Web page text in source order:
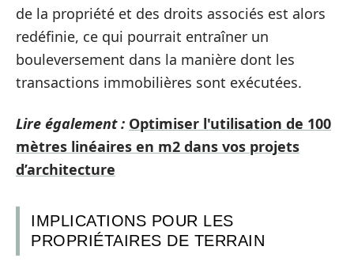
de la propriété et des droits associés est alors
redéfinie, ce qui pourrait entraîner un
bouleversement dans la manière dont les
transactions immobilières sont exécutées.
Lire également : Optimiser l'utilisation de 100
mètres linéaires en m2 dans vos projets
d’architecture
IMPLICATIONS POUR LES
PROPRIÉTAIRES DE TERRAIN